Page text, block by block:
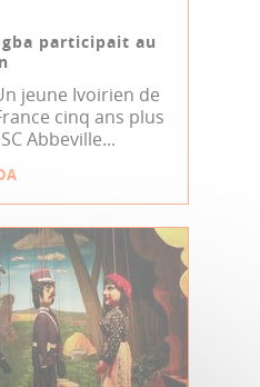
participait au
jeune Ivoirien de
cinq ans plus
Abbeville...